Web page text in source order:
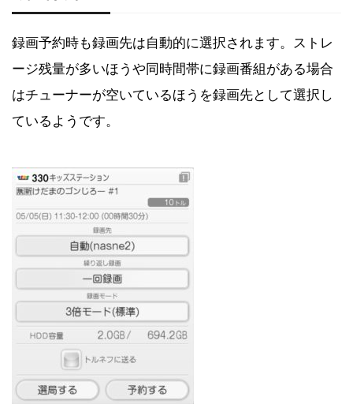
録画予約時も録画先は自動的に選択されます。ストレ
ージ残量が多いほうや同時間帯に録画番組がある場合
はチューナーが空いているほうを録画先として選択し
ているようです。